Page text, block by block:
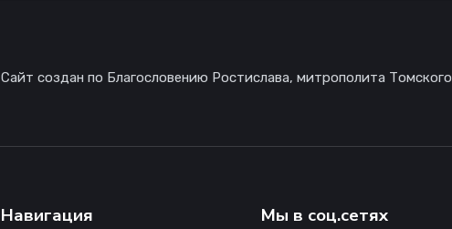
Сайт создан по Благословению Ростислава, митрополита
Навигация Мы в соц.сетях